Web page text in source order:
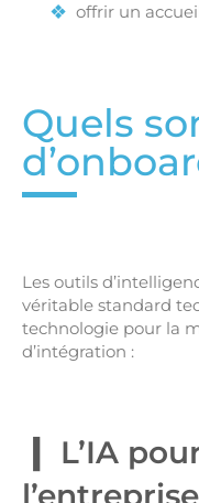
offrir un
Quels
Les outils
véritable standard
technologie pour la
d’intégration :
L’IA
l’entreprise